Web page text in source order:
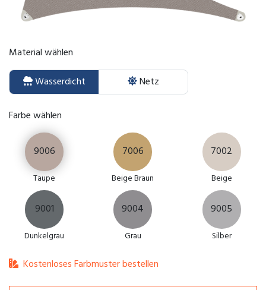
Material wählen
Wasserdicht
Netz
Farbe wählen
9006
Taupe
7006
Beige Braun
7002
Beige
9001
Dunkelgrau
9004
Grau
9005
Silber
Kostenloses Farbmuster bestellen